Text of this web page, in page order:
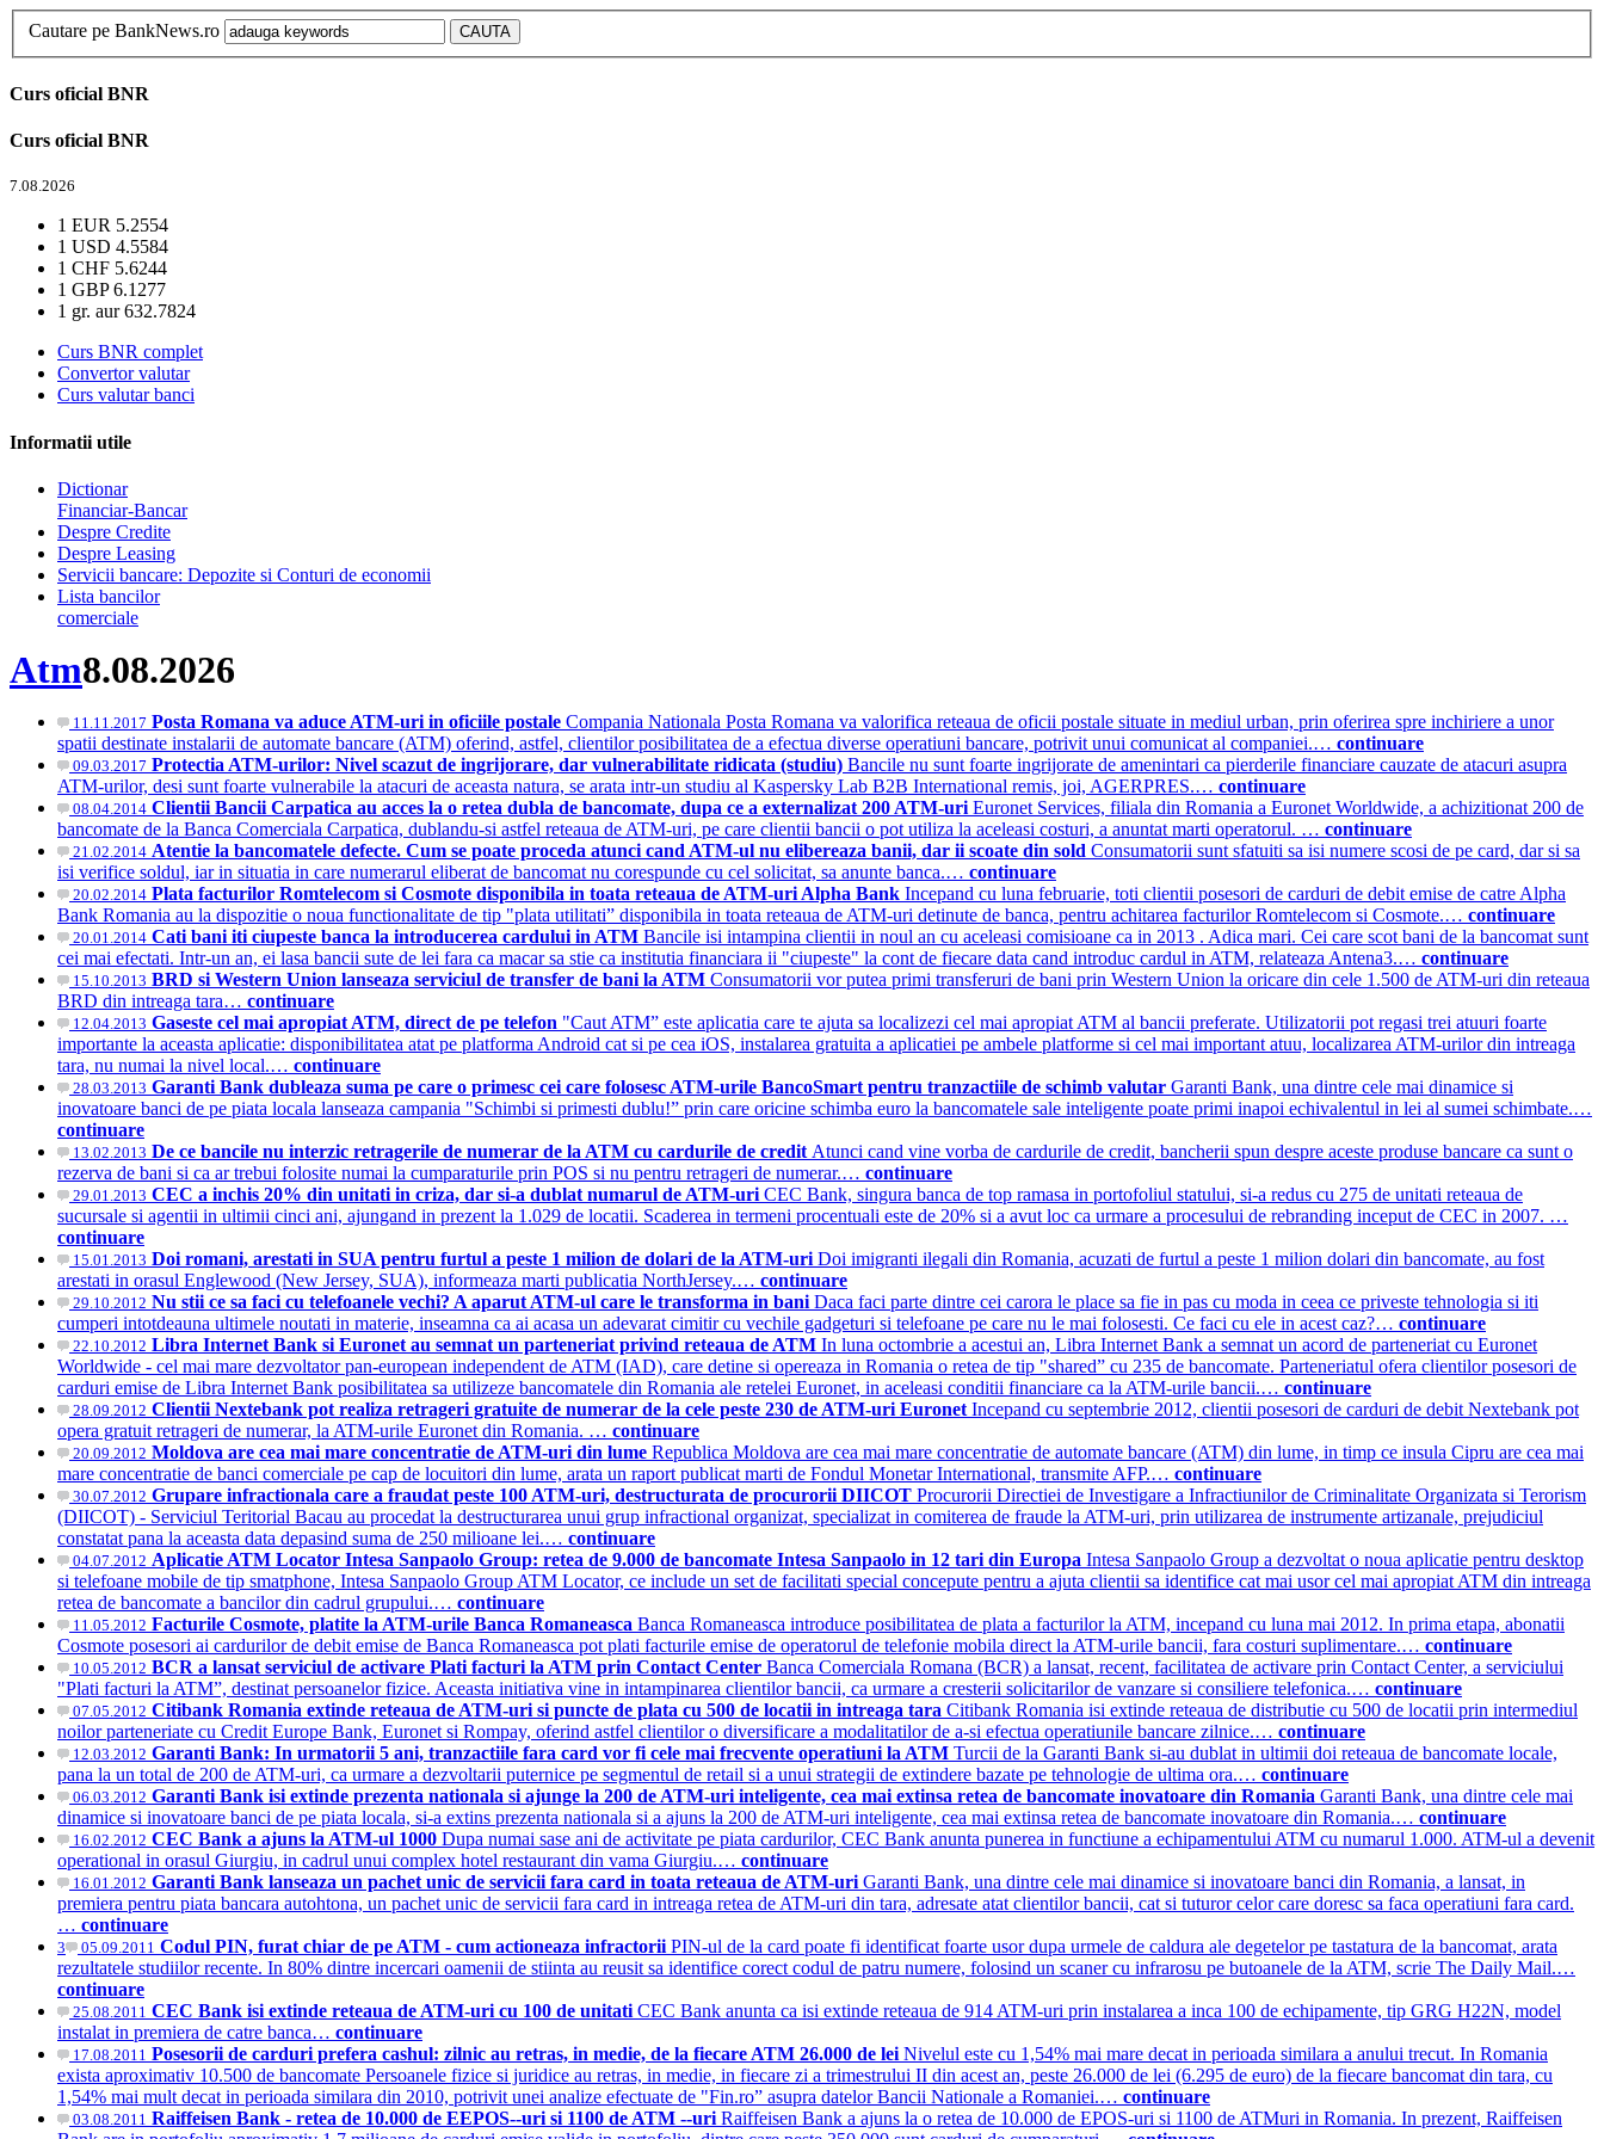
Cautare pe BankNews.ro
Curs oficial BNR
Curs oficial BNR
7.08.2026
1 EUR 5.2554
1 USD 4.5584
1 CHF 5.6244
1 GBP6.1277
1 gr. aur632.7824
Curs BNR complet
Convertor valutar
Curs valutar banci
Informatii utile
Dictionar
Financiar-Bancar
Despre Credite
Despre Leasing
Servicii bancare: Depozite si Conturi de economii
Lista bancilor
comerciale
Atm8.08.2026
11.11.2017 Posta Romana va aduce ATM-uri in oficiile postale Compania Nationala Posta Romana va valorifica reteaua de oficii postale situate in mediul urban, prin oferirea spre inchiriere a unor
spatii destinate instalarii de automate bancare (ATM) oferind, astfel, clientilor posibilitatea de a efectua diverse operatiuni bancare, potrivit unui comunicat al companiei.… continuare
09.03.2017 Protectia ATM-urilor: Nivel scazut de ingrijorare, dar vulnerabilitate ridicata (studiu) Bancile nu sunt foarte ingrijorate de amenintari ca pierderile financiare cauzate de atacuri asupra
ATM-urilor, desi sunt foarte vulnerabile la atacuri de aceasta natura, se arata intr-un studiu al Kaspersky Lab B2B International remis, joi, AGERPRES.… continuare
08.04.2014 Clientii Bancii Carpatica au acces la o retea dubla de bancomate, dupa ce a externalizat 200 ATM-uri Euronet Services, filiala din Romania a Euronet Worldwide, a achizitionat 200 de
bancomate de la Banca Comerciala Carpatica, dublandu-si astfel reteaua de ATM-uri, pe care clientii bancii o pot utiliza la aceleasi costuri, a anuntat marti operatorul. … continuare
21.02.2014 Atentie la bancomatele defecte. Cum se poate proceda atunci cand ATM-ul nu elibereaza banii, dar ii scoate din sold Consumatorii sunt sfatuiti sa isi numere scosi de pe card, dar si sa
isi verifice soldul, iar in situatia in care numerarul eliberat de bancomat nu corespunde cu cel solicitat, sa anunte banca.… continuare
20.02.2014 Plata facturilor Romtelecom si Cosmote disponibila in toata reteaua de ATM-uri Alpha Bank Incepand cu luna februarie, toti clientii posesori de carduri de debit emise de catre Alpha
Bank Romania au la dispozitie o noua functionalitate de tip "plata utilitati” disponibila in toata reteaua de ATM-uri detinute de banca, pentru achitarea facturilor Romtelecom si Cosmote.… continuare
20.01.2014 Cati bani iti ciupeste banca la introducerea cardului in ATM Bancile isi intampina clientii in noul an cu aceleasi comisioane ca in 2013 . Adica mari. Cei care scot bani de la bancomat sunt
cei mai efectati. Intr-un an, ei lasa bancii sute de lei fara ca macar sa stie ca institutia financiara ii "ciupeste" la cont de fiecare data cand introduc cardul in ATM, relateaza Antena3.… continuare
15.10.2013 BRD si Western Union lanseaza serviciul de transfer de bani la ATM Consumatorii vor putea primi transferuri de bani prin Western Union la oricare din cele 1.500 de ATM-uri din reteaua
BRD din intreaga tara… continuare
12.04.2013 Gaseste cel mai apropiat ATM, direct de pe telefon "Caut ATM” este aplicatia care te ajuta sa localizezi cel mai apropiat ATM al bancii preferate. Utilizatorii pot regasi trei atuuri foarte
importante la aceasta aplicatie: disponibilitatea atat pe platforma Android cat si pe cea iOS, instalarea gratuita a aplicatiei pe ambele platforme si cel mai important atuu, localizarea ATM-urilor din intreaga
tara, nu numai la nivel local.… continuare
28.03.2013 Garanti Bank dubleaza suma pe care o primesc cei care folosesc ATM-urile BancoSmart pentru tranzactiile de schimb valutar Garanti Bank, una dintre cele mai dinamice si
inovatoare banci de pe piata locala lanseaza campania "Schimbi si primesti dublu!” prin care oricine schimba euro la bancomatele sale inteligente poate primi inapoi echivalentul in lei al sumei schimbate.…
continuare
13.02.2013 De ce bancile nu interzic retragerile de numerar de la ATM cu cardurile de credit Atunci cand vine vorba de cardurile de credit, bancherii spun despre aceste produse bancare ca sunt o
rezerva de bani si ca ar trebui folosite numai la cumparaturile prin POS si nu pentru retrageri de numerar.… continuare
29.01.2013 CEC a inchis 20% din unitati in criza, dar si-a dublat numarul de ATM-uri CEC Bank, singura banca de top ramasa in portofoliul statului, si-a redus cu 275 de unitati reteaua de
sucursale si agentii in ultimii cinci ani, ajungand in prezent la 1.029 de locatii. Scaderea in termeni procentuali este de 20% si a avut loc ca urmare a procesului de rebranding inceput de CEC in 2007. …
continuare
15.01.2013 Doi romani, arestati in SUA pentru furtul a peste 1 milion de dolari de la ATM-uri Doi imigranti ilegali din Romania, acuzati de furtul a peste 1 milion dolari din bancomate, au fost
arestati in orasul Englewood (New Jersey, SUA), informeaza marti publicatia NorthJersey.… continuare
29.10.2012 Nu stii ce sa faci cu telefoanele vechi? A aparut ATM-ul care le transforma in bani Daca faci parte dintre cei carora le place sa fie in pas cu moda in ceea ce priveste tehnologia si iti
cumperi intotdeauna ultimele noutati in materie, inseamna ca ai acasa un adevarat cimitir cu vechile gadgeturi si telefoane pe care nu le mai folosesti. Ce faci cu ele in acest caz?… continuare
22.10.2012 Libra Internet Bank si Euronet au semnat un parteneriat privind reteaua de ATM In luna octombrie a acestui an, Libra Internet Bank a semnat un acord de parteneriat cu Euronet
Worldwide - cel mai mare dezvoltator pan-european independent de ATM (IAD), care detine si opereaza in Romania o retea de tip "shared” cu 235 de bancomate. Parteneriatul ofera clientilor posesori de
carduri emise de Libra Internet Bank posibilitatea sa utilizeze bancomatele din Romania ale retelei Euronet, in aceleasi conditii financiare ca la ATM-urile bancii.… continuare
28.09.2012 Clientii Nextebank pot realiza retrageri gratuite de numerar de la cele peste 230 de ATM-uri Euronet Incepand cu septembrie 2012, clientii posesori de carduri de debit Nextebank pot
opera gratuit retrageri de numerar, la ATM-urile Euronet din Romania. … continuare
20.09.2012 Moldova are cea mai mare concentratie de ATM-uri din lume Republica Moldova are cea mai mare concentratie de automate bancare (ATM) din lume, in timp ce insula Cipru are cea mai
mare concentratie de banci comerciale pe cap de locuitori din lume, arata un raport publicat marti de Fondul Monetar International, transmite AFP.… continuare
30.07.2012 Grupare infractionala care a fraudat peste 100 ATM-uri, destructurata de procurorii DIICOT Procurorii Directiei de Investigare a Infractiunilor de Criminalitate Organizata si Terorism
(DIICOT) - Serviciul Teritorial Bacau au procedat la destructurarea unui grup infractional organizat, specializat in comiterea de fraude la ATM-uri, prin utilizarea de instrumente artizanale, prejudiciul
constatat pana la aceasta data depasind suma de 250 milioane lei.… continuare
04.07.2012 Aplicatie ATM Locator Intesa Sanpaolo Group: retea de 9.000 de bancomate Intesa Sanpaolo in 12 tari din Europa Intesa Sanpaolo Group a dezvoltat o noua aplicatie pentru desktop
si telefoane mobile de tip smatphone, Intesa Sanpaolo Group ATM Locator, ce include un set de facilitati special concepute pentru a ajuta clientii sa identifice cat mai usor cel mai apropiat ATM din intreaga
retea de bancomate a bancilor din cadrul grupului.… continuare
11.05.2012 Facturile Cosmote, platite la ATM-urile Banca Romaneasca Banca Romaneasca introduce posibilitatea de plata a facturilor la ATM, incepand cu luna mai 2012. In prima etapa, abonatii
Cosmote posesori ai cardurilor de debit emise de Banca Romaneasca pot plati facturile emise de operatorul de telefonie mobila direct la ATM-urile bancii, fara costuri suplimentare.… continuare
10.05.2012 BCR a lansat serviciul de activare Plati facturi la ATM prin Contact Center Banca Comerciala Romana (BCR) a lansat, recent, facilitatea de activare prin Contact Center, a serviciului
"Plati facturi la ATM”, destinat persoanelor fizice. Aceasta initiativa vine in intampinarea clientilor bancii, ca urmare a cresterii solicitarilor de vanzare si consiliere telefonica.… continuare
07.05.2012 Citibank Romania extinde reteaua de ATM-uri si puncte de plata cu 500 de locatii in intreaga tara Citibank Romania isi extinde reteaua de distributie cu 500 de locatii prin intermediul
noilor parteneriate cu Credit Europe Bank, Euronet si Rompay, oferind astfel clientilor o diversificare a modalitatilor de a-si efectua operatiunile bancare zilnice.… continuare
12.03.2012 Garanti Bank: In urmatorii 5 ani, tranzactiile fara card vor fi cele mai frecvente operatiuni la ATM Turcii de la Garanti Bank si-au dublat in ultimii doi reteaua de bancomate locale,
pana la un total de 200 de ATM-uri, ca urmare a dezvoltarii puternice pe segmentul de retail si a unui strategii de extindere bazate pe tehnologie de ultima ora.… continuare
06.03.2012 Garanti Bank isi extinde prezenta nationala si ajunge la 200 de ATM-uri inteligente, cea mai extinsa retea de bancomate inovatoare din Romania Garanti Bank, una dintre cele mai
dinamice si inovatoare banci de pe piata locala, si-a extins prezenta nationala si a ajuns la 200 de ATM-uri inteligente, cea mai extinsa retea de bancomate inovatoare din Romania.… continuare
16.02.2012 CEC Bank a ajuns la ATM-ul 1000 Dupa numai sase ani de activitate pe piata cardurilor, CEC Bank anunta punerea in functiune a echipamentului ATM cu numarul 1.000. ATM-ul a devenit
operational in orasul Giurgiu, in cadrul unui complex hotel restaurant din vama Giurgiu.… continuare
16.01.2012 Garanti Bank lanseaza un pachet unic de servicii fara card in toata reteaua de ATM-uri Garanti Bank, una dintre cele mai dinamice si inovatoare banci din Romania, a lansat, in
premiera pentru piata bancara autohtona, un pachet unic de servicii fara card in intreaga retea de ATM-uri din tara, adresate atat clientilor bancii, cat si tuturor celor care doresc sa faca operatiuni fara card.
… continuare
3 05.09.2011 Codul PIN, furat chiar de pe ATM - cum actioneaza infractorii PIN-ul de la card poate fi identificat foarte usor dupa urmele de caldura ale degetelor pe tastatura de la bancomat, arata
rezultatele studiilor recente. In 80% dintre incercari oamenii de stiinta au reusit sa identifice corect codul de patru numere, folosind un scaner cu infrarosu pe butoanele de la ATM, scrie The Daily Mail.…
continuare
25.08.2011 CEC Bank isi extinde reteaua de ATM-uri cu 100 de unitati CEC Bank anunta ca isi extinde reteaua de 914 ATM-uri prin instalarea a inca 100 de echipamente, tip GRG H22N, model
instalat in premiera de catre banca… continuare
17.08.2011 Posesorii de carduri prefera cashul: zilnic au retras, in medie, de la fiecare ATM 26.000 de lei Nivelul este cu 1,54% mai mare decat in perioada similara a anului trecut. In Romania
exista aproximativ 10.500 de bancomate Persoanele fizice si juridice au retras, in medie, in fiecare zi a trimestrului II din acest an, peste 26.000 de lei (6.295 de euro) de la fiecare bancomat din tara, cu
1,54% mai mult decat in perioada similara din 2010, potrivit unei analize efectuate de "Fin.ro” asupra datelor Bancii Nationale a Romaniei.… continuare
03.08.2011 Raiffeisen Bank - retea de 10.000 de EEPOS--uri si 1100 de ATM --uri Raiffeisen Bank a ajuns la o retea de 10.000 de EPOS-uri si 1100 de ATMuri in Romania. In prezent, Raiffeisen